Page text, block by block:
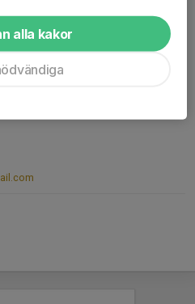
alla kakor